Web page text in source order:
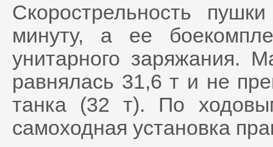
Скорострельность
минуту, а ее
унитарного заряжания.
равнялась 31,6 т и не
танка (32 т). По
самоходная установка